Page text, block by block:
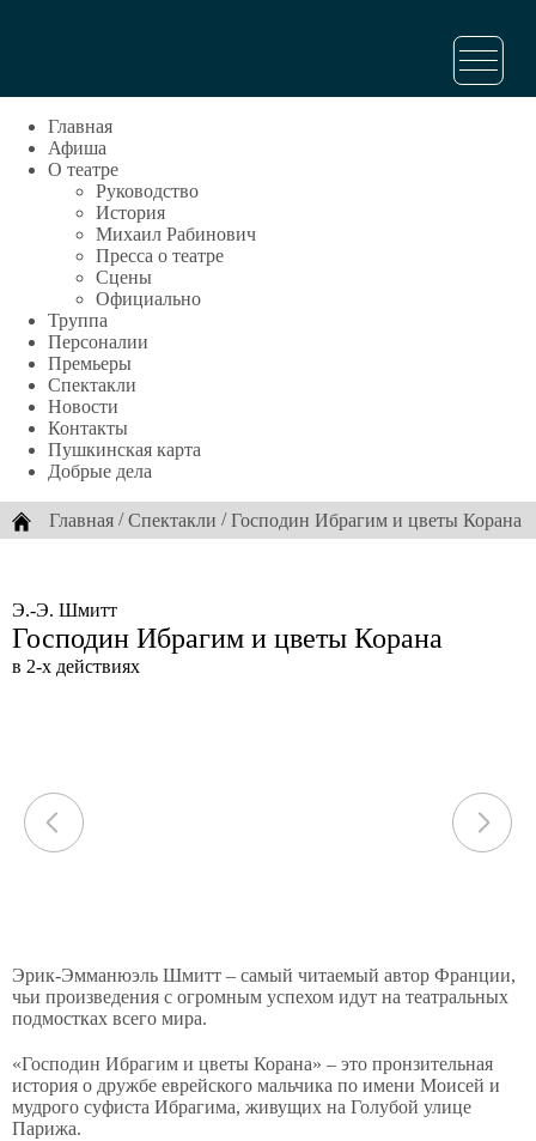
Главная
Афиша
О театре
Руководство
История
Михаил Рабинович
Пресса о театре
Сцены
Официально
Труппа
Персоналии
Премьеры
Спектакли
Новости
Контакты
Пушкинская карта
Добрые дела
Главная /Спектакли /Господин Ибрагим и цветы Корана
Э.-Э. Шмитт
Господин Ибрагим и цветы Корана
в 2-х действиях
Эрик-Эмманюэль Шмитт – самый читаемый автор Франции,
чьи произведения с огромным успехом идут на театральных
подмостках всего мира.
«Господин Ибрагим и цветы Корана» – это пронзительная
история о дружбе еврейского мальчика по имени Моисей и
мудрого суфиста Ибрагима, живущих на Голубой улице
Парижа.